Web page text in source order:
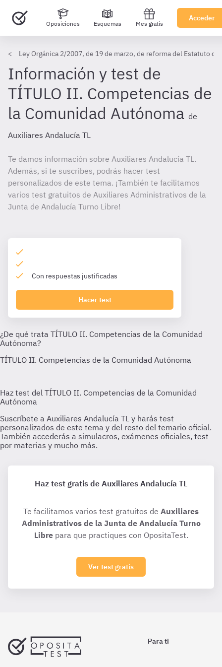
Oposiciones Esquemas Mes gratis
Acceder
Ley Orgánica 2/2007, de 19 de marzo, de reforma del Estatuto
Información y test de
TÍTULO II. Competencias de
la Comunidad Autónoma de
Auxiliares Andalucía TL
Te damos información sobre Auxiliares Andalucía TL.
Además, si te suscribes, podrás hacer test
personalizados de este tema. ¡También te facilitamos
varios test gratuitos de Auxiliares Administrativos de la
Junta de Andalucía Turno Libre!
Con respuestas justificadas
Hacer test
Haz test gratis de Auxiliares Andalucía TL
Te facilitamos varios test gratuitos de Auxiliares
Administrativos de la Junta de Andalucía Turno
Librepara que practiques con OpositaTest.
Ver test gratis
Para ti